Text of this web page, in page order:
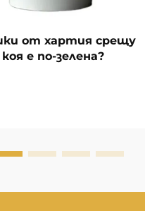
от хартия срещу
е по-зелена?